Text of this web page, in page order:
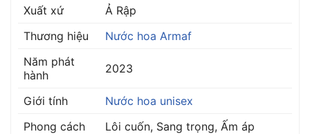
Xuất xứ
Ả Rập
Thương hiệu
Nước hoa Armaf
Năm phát
hành
2023
Giới tính
Nước hoa unisex
Phong cách
Lôi cuốn, Sang trọng, Ấm áp